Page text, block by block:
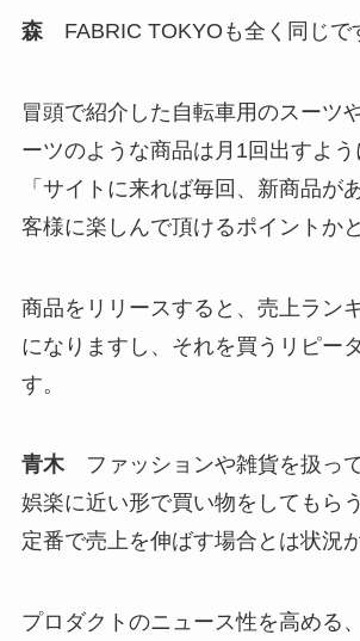
森FABRIC TOKYOも全く同じで
冒頭で紹介した自転車用のスーツ
ーツのような商品は月1回出すよう
「サイトに来れば毎回、新商品が
客様に楽しんで頂けるポイントか
商品をリリースすると、売上ラン
になりますし、それを買うリピー
す。
青木ファッションや雑貨を扱って
娯楽に近い形で買い物をしてもら
定番で売上を伸ばす場合とは状況
プロダクトのニュース性を高める